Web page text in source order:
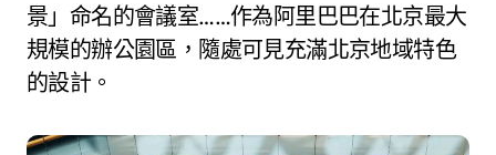
景」命名的會議室……作為阿里巴巴在北京最大
規模的辦公園區，隨處可見充滿北京地域特色
的設計。